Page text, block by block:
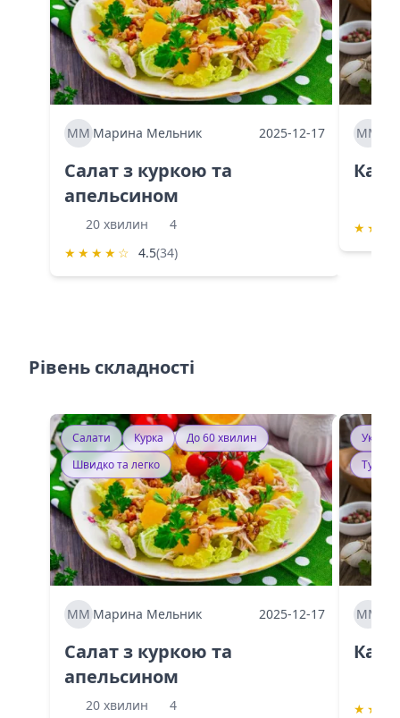
ММ Марина Мельник 2025-12-17
Салат з куркою та
апельсином
20 хвилин
4
★ ★ ★ ★ ☆ 4.5(34)
ММ
★ ★
Рівень складності
Салати Курка
До 60 хвилин
Швидко та легко
ММ Марина Мельник 2025-12-17
Салат з куркою та
апельсином
20 хвилин
4
ММ
★ ★